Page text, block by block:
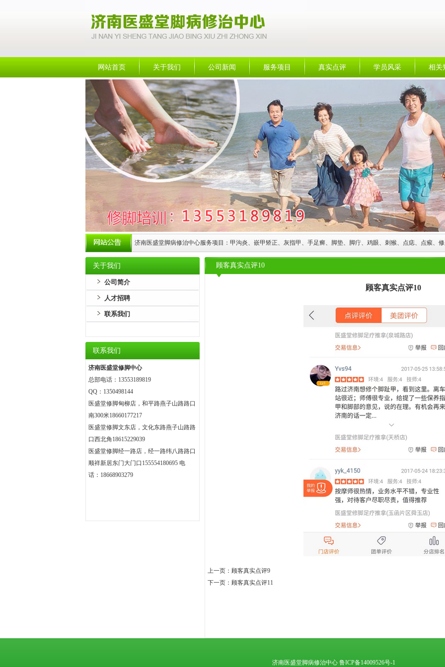
网站首页 关于我们 公司新闻 服务项目 真实点评 学员风采 相关
济南医盛堂脚病修治中心服务项目：甲沟炎、嵌甲矫正、灰指甲、手足癣、脚垫、脚疔、鸡眼、刺猴、点痣、点瘊、
关于我们
公司简介
人才招聘
联系我们
联系我们
济南医盛堂修脚中心
总部电话：13553189819
QQ：1350498144
医盛堂修脚甸柳店，和平路燕子山路路口
南300米18660177217
医盛堂修脚文东店，文化东路燕子山路路
口西北角18615229039
医盛堂修脚经一路店，经一路纬八路路口
顺祥新居东门大门口155554180695 电
话：18668903279
顾客真实点评10
顾客真实点评10
上一页： 顾客真实点评9
下一页： 顾客真实点评11
济南医盛堂脚病修治中心 鲁ICP备14009526号-1